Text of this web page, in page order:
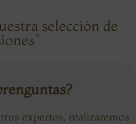
selección de
expertos, realizaremos